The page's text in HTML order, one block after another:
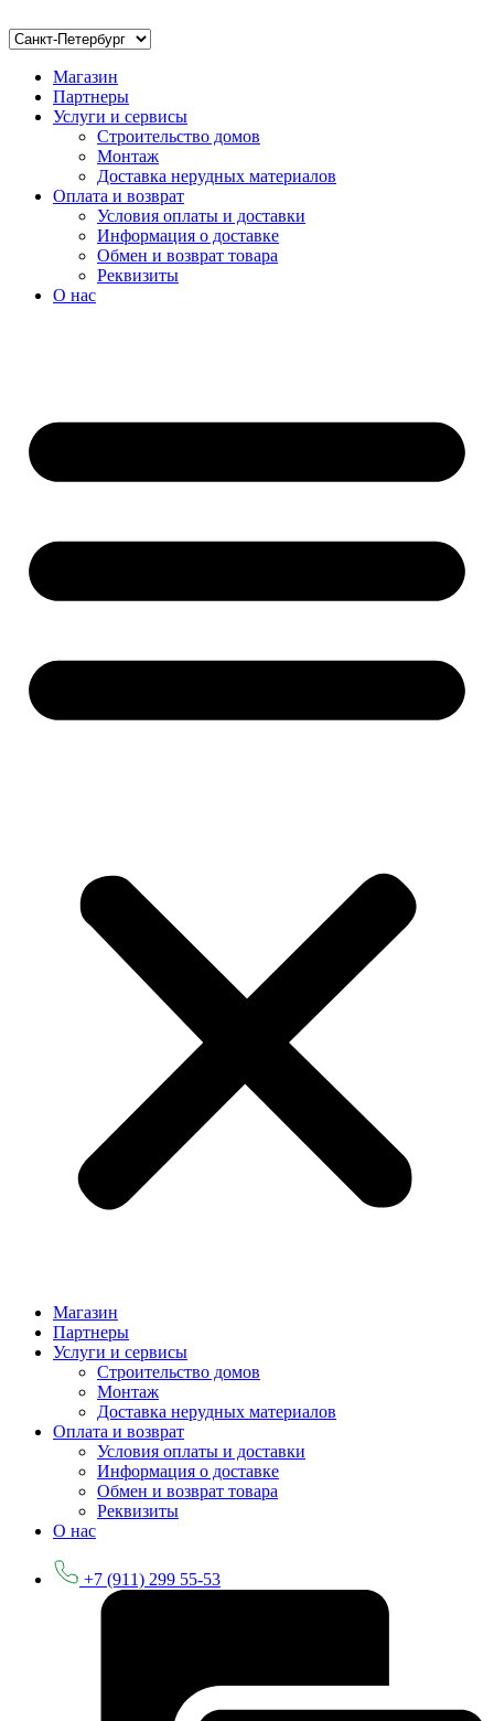
Магазин
Партнеры
Услуги и сервисы
Строительство домов
Монтаж
Доставка нерудных материалов
Оплата и возврат
Условия оплаты и доставки
Информация о доставке
Обмен и возврат товара
Реквизиты
О нас
Магазин
Партнеры
Услуги и сервисы
Строительство домов
Монтаж
Доставка нерудных материалов
Оплата и возврат
Условия оплаты и доставки
Информация о доставке
Обмен и возврат товара
Реквизиты
О нас
+7 (911) 299 55-53